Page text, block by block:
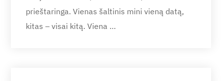
prieštaringa. Vienas šaltinis mini vieną datą,
kitas – visai kitą. Viena …